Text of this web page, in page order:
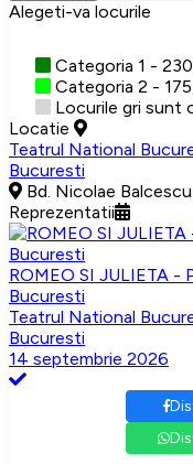
Alegeti-va locurile
Categoria 1 -
Categoria 2 -
Locurile gri sunt
Locatie
Teatrul National
Bucuresti
Bd. Nicolae
Reprezentatii
ROMEO SI JULIETA -
Bucuresti
Teatrul National
Bucuresti
14 septembrie 2026